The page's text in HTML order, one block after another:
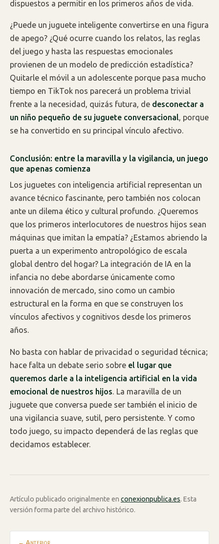
dispuestos a permitir en los primeros años de vida.
¿Puede un juguete inteligente convertirse en una figura
de apego? ¿Qué ocurre cuando los relatos, las reglas
del juego y hasta las respuestas emocionales
provienen de un modelo de predicción estadística?
Quitarle el móvil a un adolescente porque pasa mucho
tiempo en TikTok nos parecerá un problema trivial
frente a la necesidad, quizás futura, de desconectar a
un niño pequeño de su juguete conversacional, porque
se ha convertido en su principal vínculo afectivo.
Conclusión: entre la maravilla y la vigilancia, un juego
que apenas comienza
Los juguetes con inteligencia artificial representan un
avance técnico fascinante, pero también nos colocan
ante un dilema ético y cultural profundo. ¿Queremos
que los primeros interlocutores de nuestros hijos sean
máquinas que imitan la empatía? ¿Estamos abriendo la
puerta a un experimento antropológico de escala
global dentro del hogar? La integración de IA en la
infancia no debe abordarse únicamente como
innovación de mercado, sino como un cambio
estructural en la forma en que se construyen los
vínculos afectivos y cognitivos desde los primeros
años.
No basta con hablar de privacidad o seguridad técnica;
hace falta un debate serio sobre el lugar que
queremos darle a la inteligencia artificial en la vida
emocional de nuestros hijos . La maravilla de un
juguete que conversa puede ser también el inicio de
una vigilancia suave, sutil, pero persistente. Y como
todo juego, su impacto dependerá de las reglas que
decidamos establecer.
Artículo publicado originalmente en conexionpublica.es. Esta
versión forma parte del archivo histórico.
← Anterior